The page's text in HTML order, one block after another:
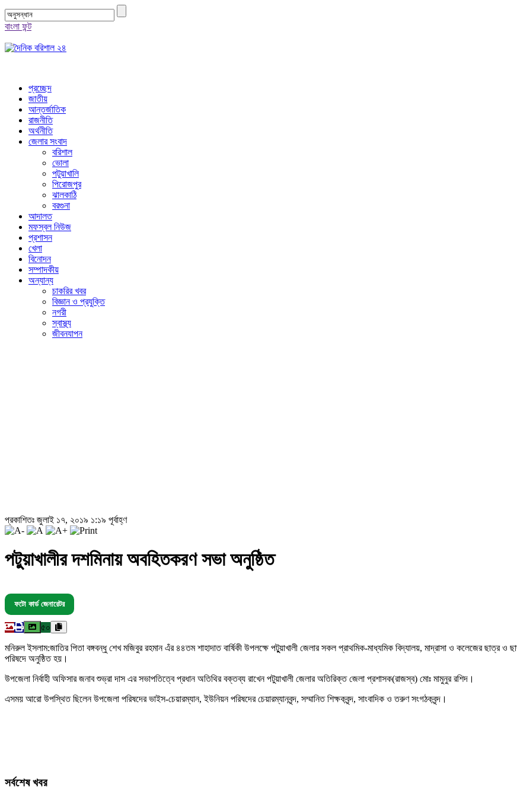
বাংলা ফন্ট
প্রচ্ছেদ
জাতীয়
আন্তর্জাতিক
রাজনীতি
অর্থনীতি
জেলার সংবাদ
বরিশাল
ভোলা
পটুয়াখালি
পিরোজপুর
ঝালকাঠি
বরগুনা
আদালত
মফস্বল নিউজ
প্রশাসন
খেলা
বিনোদন
সম্পাদকীয়
অন্যান্য
চাকরির খবর
বিজ্ঞান ও প্রযুক্তি
নগরী
স্বাস্থ্য
জীবনযাপন
প্রকাশিতঃ জুলাই ১৭, ২০১৯ ১:১৯ পূর্বাহ্ণ
পটুুয়াখালীর দশমিনায় অবহিতকরণ সভা অনুষ্ঠিত
ফটো কার্ড জেনারেটর
৫০
মনিরুল ইসলাম:জাতির পিতা বঙ্গবন্ধু শেখ মজিবুর রহমান এঁর ৪৪তম শাহাদাত বার্ষিকী উপলক্ষে পটুুয়াখালী জেলার সকল প্রাথমিক-মাধ্যমিক বিদ্যালয়, মাদ্রাসা ও কলেজের ছাত্র
পরিষদে অনুষ্ঠিত হয়।
উপজেলা নির্বাহী অফিসার জনাব শুভ্রা দাস এর সভাপতিত্বে প্রধান অতিথির বক্তব্য রাখেন পটুয়াখালী জেলার অতিরিক্ত জেলা প্রশাসক(রাজস্ব) মোঃ মামুনুর রশিদ।
এসময় আরো উপস্থিত ছিলেন উপজেলা পরিষদের ভাইস-চেয়ারম্যান, ইউনিয়ন পরিষদের চেয়ারম্যানবৃন্দ, সম্মানিত শিক্ষকবৃন্দ, সাংবাদিক ও তরুণ সংগঠকবৃন্দ।
সর্বশেষ খবর